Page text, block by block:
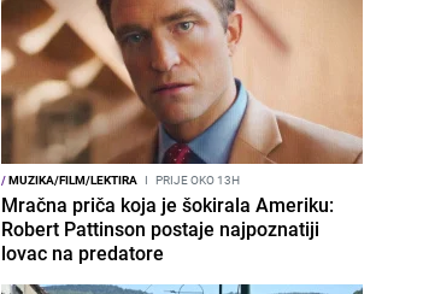
/MUZIKA/FILM/LEKTIRA I PRIJE OKO 13H
Mračna priča koja je šokirala Ameriku:
Robert Pattinson postaje najpoznatiji
lovac na predatore